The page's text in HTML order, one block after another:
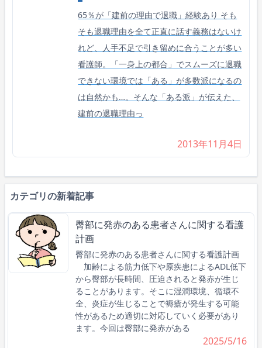
65％が「建前の理由で退職」経験あり そも
そも退職理由を全て正直に話す義務はないけ
れど、人手不足で引き留めに合うことが多い
看護師。「一身上の都合」でスムーズに退職
できない環境では「ある」が多数派になるの
は自然かも…。そんな「ある派」が伝えた、
建前の退職理由っ
2013年11月4日
カテゴリの新着記事
臀部に発赤のある患者さんに関する看護
計画
臀部に発赤のある患者さんに関する看護計画
加齢による筋力低下や原疾患によるADL低下
から臀部が長時間、圧迫されると発赤が生じ
ることがあります。そこに湿潤環境、循環不
全、炎症が生じることで褥瘡が発生する可能
性があるため適切に対応していく必要があり
ます。今回は臀部に発赤がある
2025/5/16